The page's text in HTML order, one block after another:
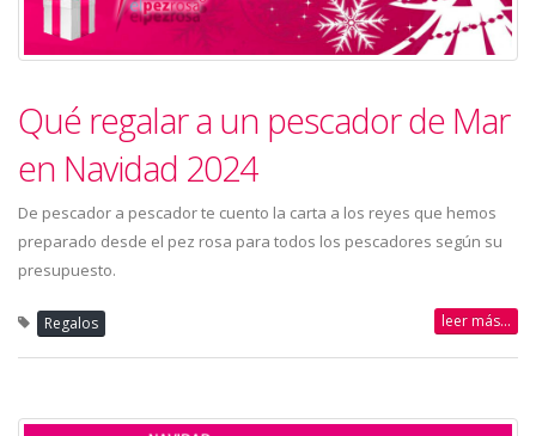
Qué regalar a un pescador de Mar
en Navidad 2024
De pescador a pescador te cuento la carta a los reyes que hemos
preparado desde el pez rosa para todos los pescadores según su
presupuesto.
Regalos leer más...